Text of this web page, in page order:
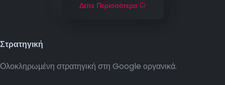
Δείτε Περισσότερα
Στρατηγική
Ολοκληρωμένη στρατηγική στη Google οργανικά.